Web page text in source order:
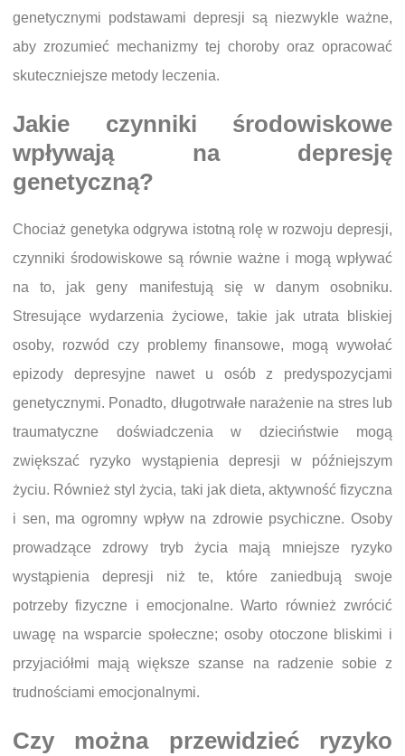
genetycznymi podstawami depresji są niezwykle ważne,
aby zrozumieć mechanizmy tej choroby oraz opracować
skuteczniejsze metody leczenia.
Jakie czynniki środowiskowe
wpływają na depresję
genetyczną?
Chociaż genetyka odgrywa istotną rolę w rozwoju depresji,
czynniki środowiskowe są równie ważne i mogą wpływać
na to, jak geny manifestują się w danym osobniku.
Stresujące wydarzenia życiowe, takie jak utrata bliskiej
osoby, rozwód czy problemy finansowe, mogą wywołać
epizody depresyjne nawet u osób z predyspozycjami
genetycznymi. Ponadto, długotrwałe narażenie na stres lub
traumatyczne doświadczenia w dzieciństwie mogą
zwiększać ryzyko wystąpienia depresji w późniejszym
życiu. Również styl życia, taki jak dieta, aktywność fizyczna
i sen, ma ogromny wpływ na zdrowie psychiczne. Osoby
prowadzące zdrowy tryb życia mają mniejsze ryzyko
wystąpienia depresji niż te, które zaniedbują swoje
potrzeby fizyczne i emocjonalne. Warto również zwrócić
uwagę na wsparcie społeczne; osoby otoczone bliskimi i
przyjaciółmi mają większe szanse na radzenie sobie z
trudnościami emocjonalnymi.
Czy można przewidzieć ryzyko